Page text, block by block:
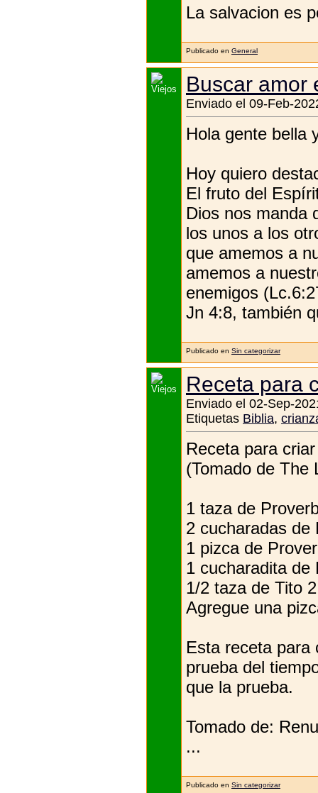
La salvacion es
Publicado en General
Buscar amor
Enviado el 09-Feb-
Hola gente bella
Hoy quiero
El fruto del
Dios nos manda
los unos a los
que amemos a
amemos a
enemigos
Jn 4:8, también
Publicado en Sin categorizar
Receta para
Enviado el 02-Sep-
Etiquetas Biblia,
Receta para
(Tomado de The
1 taza de
2 cucharadas de
1 pizca de
1 cucharadita de
1/2 taza de Tito
Agregue una
Esta receta para
prueba del
que la prueba.
Tomado de:
...
Publicado en Sin categorizar